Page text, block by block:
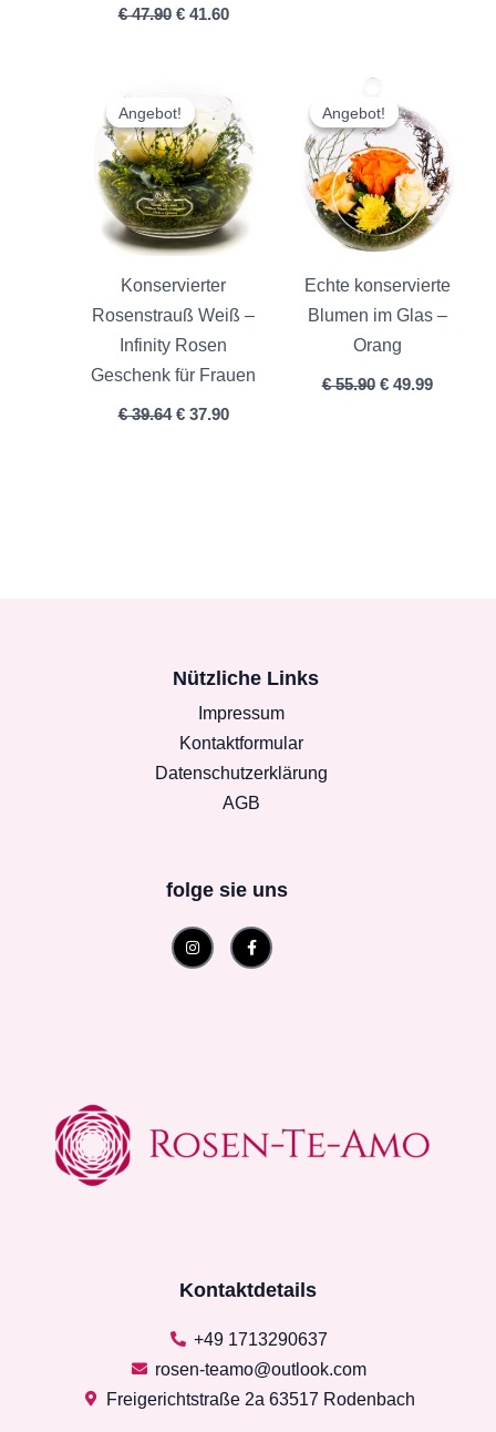
€47.90 €41.60
Angebot!
Angebot!
Konservierter
Rosenstrauß Weiß –
Infinity Rosen
Geschenk für Frauen
€39.64
Preis
war:
€ 39.64
€37.90
Preis
ist:
€ 37.90.
Angebot!
Angebot!
Echte konservierte
Blumen im Glas –
Orang
€55.90
Preis
war:
€ 55.90
€49.99
ist:
€ 49.99.
Kontaktdetails
+49 1713290637
rosen-teamo@outlook.com
Freigerichtstraße 2a 63517 Rodenbach
folge sie uns
InstagramFacebook-
f
Nützliche Links
Impressum
Kontaktformular
Datenschutzerklärung
AGB